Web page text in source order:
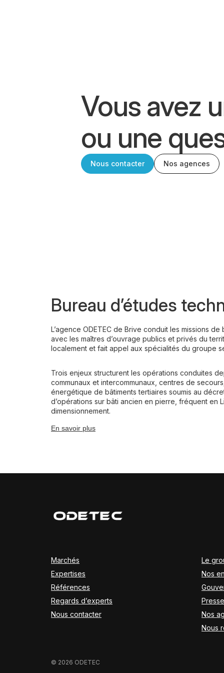
Vous avez
ou une
Nous contacter Nos agences
Bureau d’études
L’agence ODETEC de Brive conduit les missions
avec les maîtres d’ouvrage publics et privés du
localement et fait appel aux spécialités du groupe
Trois enjeux structurent les opérations conduites
communaux et intercommunaux, centres de
énergétique de bâtiments tertiaires soumis au
d’opérations sur bâti ancien en pierre, fréquent en
dimensionnement.
En savoir plus
Marchés
Expertises
Références
Regards d’experts
Nous contacter
Le
Nos
Presse
Nos
Nous
© 2026 ODETEC